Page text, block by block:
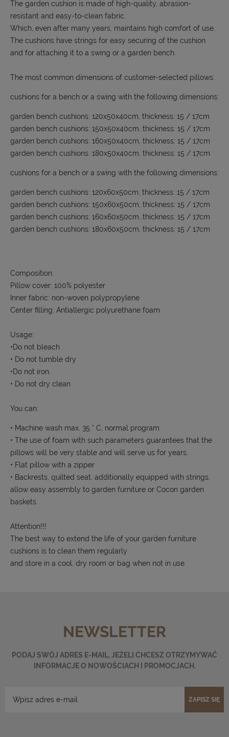
The garden cushion is made of high-quality, abrasion-
resistant and easy-to-clean fabric.
Which, even after many years, maintains high comfort of use.
The cushions have strings for easy securing of the cushion
and for attaching it to a swing or a garden bench.
The most common dimensions of customer-selected pillows:
cushions for a bench or a swing with the following dimensions:
garden bench cushions: 120x50x40cm, thickness: 15 / 17cm
garden bench cushions: 150x50x40cm, thickness: 15 / 17cm
garden bench cushions: 160x50x40cm, thickness: 15 / 17cm
garden bench cushions: 180x50x40cm, thickness: 15 / 17cm
cushions for a bench or a swing with the following dimensions:
garden bench cushions: 120x60x50cm, thickness: 15 / 17cm
garden bench cushions: 150x60x50cm, thickness: 15 / 17cm
garden bench cushions: 160x60x50cm, thickness: 15 / 17cm
garden bench cushions: 180x60x50cm, thickness: 15 / 17cm
Composition:
Pillow cover: 100% polyester
Inner fabric: non-woven polypropylene
Center filling: Antiallergic polyurethane foam
Usage:
•Do not bleach
• Do not tumble dry
•Do not iron.
• Do not dry clean
You can:
• Machine wash max. 35 ° C, normal program
• The use of foam with such parameters guarantees that the
pillows will be very stable and will serve us for years.
• Flat pillow with a zipper
• Backrests, quilted seat, additionally equipped with strings,
allow easy assembly to garden furniture or Cocon garden
baskets.
Attention!!!
The best way to extend the life of your garden furniture
cushions is to clean them regularly
and store in a cool, dry room or bag when not in use.
NEWSLETTER
PODAJ SWÓJ ADRES E-MAIL, JEŻELI CHCESZ OTRZYMYWAĆ
INFORMACJE O NOWOŚCIACH I PROMOCJACH.
ZAPISZ SIĘ